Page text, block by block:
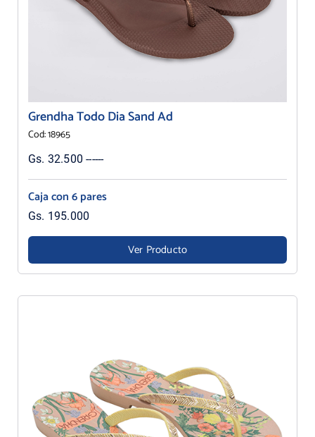
Grendha Todo Dia Sand Ad
Cod: 18965
Gs. 32.500 ------
Caja con 6 pares
Gs. 195.000
Ver Producto